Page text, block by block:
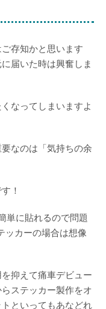
存知かと思います
届いた時は興奮しま
なってしまいますよ
なのは「気持ちの余
！
単に貼れるので問題
ッカーの場合は想像
抑えて痛車デビュー
ステッカー製作をオ
といってもあなどれ